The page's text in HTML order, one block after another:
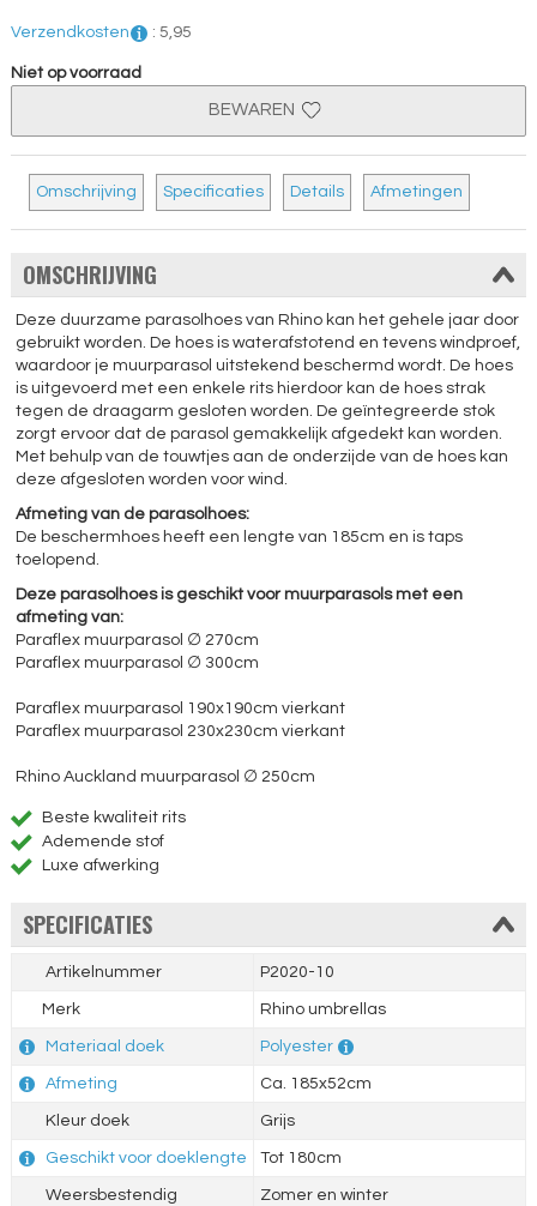
Verzendkosten : 5,95
Niet op voorraad
BEWAREN
Omschrijving Specificaties Details Afmetingen
OMSCHRIJVING
Deze duurzame parasolhoes van Rhino kan het gehele jaar door
gebruikt worden. De hoes is waterafstotend en tevens windproef,
waardoor je muurparasol uitstekend beschermd wordt. De hoes
is uitgevoerd met een enkele rits hierdoor kan de hoes strak
tegen de draagarm gesloten worden. De geïntegreerde stok
zorgt ervoor dat de parasol gemakkelijk afgedekt kan worden.
Met behulp van de touwtjes aan de onderzijde van de hoes kan
deze afgesloten worden voor wind.
Afmeting van de parasolhoes:
De beschermhoes heeft een lengte van 185cm en is taps
toelopend.
Deze parasolhoes is geschikt voor muurparasols met een
afmeting van:
Paraflex muurparasol ∅ 270cm
Paraflex muurparasol ∅ 300cm
Paraflex muurparasol 190x190cm vierkant
Paraflex muurparasol 230x230cm vierkant
Rhino Auckland muurparasol ∅ 250cm
Beste kwaliteit rits
Ademende stof
Luxe afwerking
SPECIFICATIES
Artikelnummer P2020-10
Merk Rhino umbrellas
Materiaal doek Polyester
Afmeting Ca. 185x52cm
Kleur doek Grijs
Geschikt voor doeklengte Tot 180cm
Weersbestendig Zomer en winter